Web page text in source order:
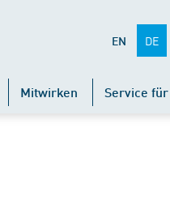
EN DE
Mitwirken Service